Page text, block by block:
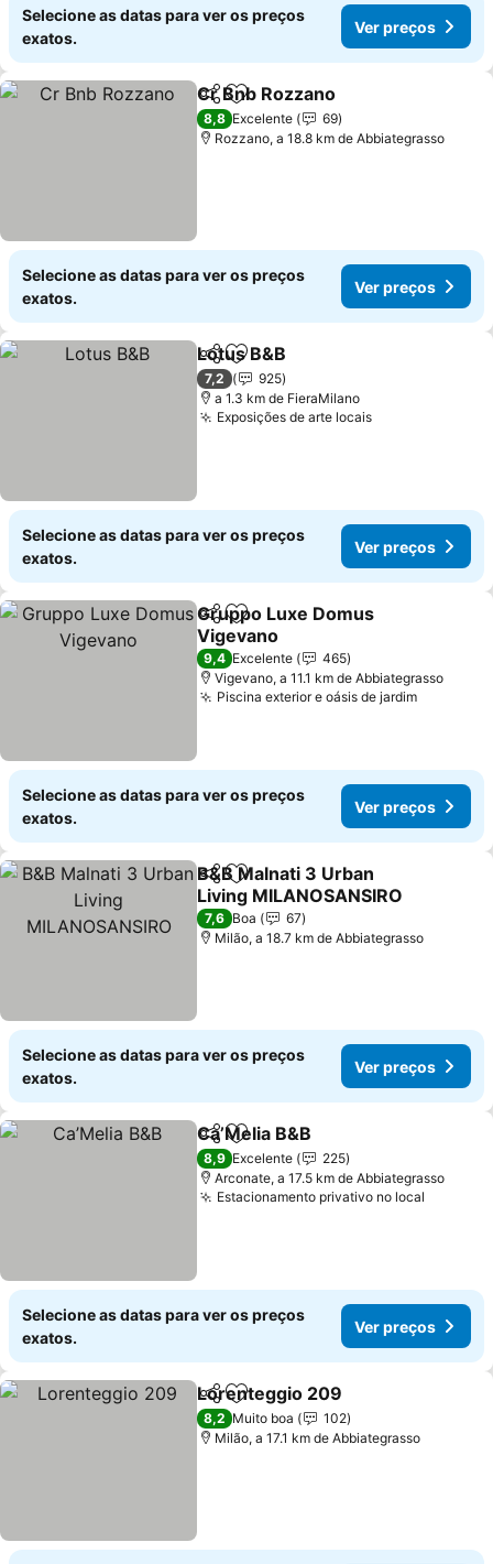
Selecione as datas para ver os preços
exatos.
Ver preços
PartilharAdicionar aos favoritos
Cr Bnb Rozzano
8,8 Excelente
69
Rozzano, a 18.8 km de Abbiategrasso
Selecione as datas para ver os preços
exatos.
Ver preços
PartilharAdicionar aos favoritos
Lotus B&B
7,2
925
a 1.3 km de FieraMilano
Exposições de arte locaisVer preços
Selecione as datas para ver os preços
exatos.
Ver preços
PartilharAdicionar aos favoritos
Gruppo Luxe Domus
Vigevano
Ver preços
9,4 Excelente
465
Vigevano, a 11.1 km de Abbiategrasso
Piscina exterior e oásis de jardimVer
Selecione as datas para ver os preços
exatos.
Ver preços
PartilharAdicionar aos favoritos
B&B Malnati 3 Urban
Living MILANOSANSIRO
Ver preços
7,6 Boa
67
Milão, a 18.7 km de Abbiategrasso
Selecione as datas para ver os preços
exatos.
Ver preços
PartilharAdicionar aos favoritos
Ca’Melia B&B
8,9 Excelente
225
Arconate, a 17.5 km de Abbiategrasso
Estacionamento privativo no local
Selecione as datas para ver os preços
exatos.
Ver preços
PartilharAdicionar aos favoritos
Lorenteggio 209
8,2 Muito boa
102
Milão, a 17.1 km de Abbiategrasso